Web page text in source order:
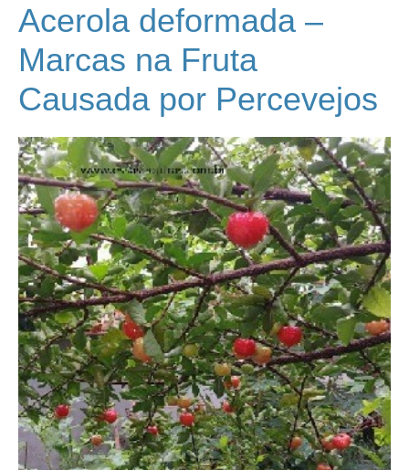
Acerola deformada –
Marcas na Fruta
Causada por Percevejos